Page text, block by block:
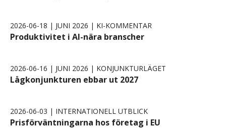
2026-06-18 | JUNI 2026 | KI-KOMMENTAR
Produktivitet i AI-nära branscher
2026-06-16 | JUNI 2026 | KONJUNKTURLÄGET
Lågkonjunkturen ebbar ut 2027
2026-06-03 | INTERNATIONELL UTBLICK
Prisförväntningarna hos företag i EU